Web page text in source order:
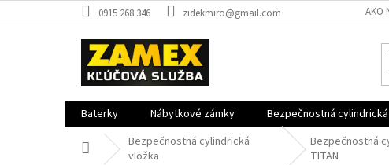
na
0915 268 346 zidekmiro@gmail.com AKO
Baterky Nábytkové zámky Bezpečnostná
DomovBezpečnostná cylindrická
vložka
Bezpečnostná
TITAN